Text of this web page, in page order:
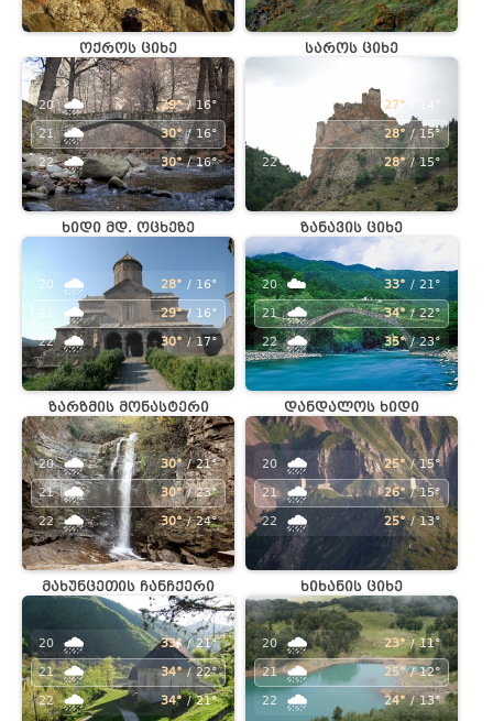
ოქროს ციხე საროს ციხე
20 🌧️ 29°/ 16°
21 🌧️ 30°/ 16°
22 🌧️ 30°/ 16°
ხიდი მდ. ოცხეზე
27° / 14°
28°/ 15°
22 🌧️ 28°/ 15°
ზანავის ციხე
20 🌧️ 28° / 16°
21 🌧️ 29°/ 16°
22 🌧️ 30°/ 17°
ზარზმის მონასტერი
20 ☁️ 33°/ 21°
21 🌧️ 34°/ 22°
22 🌧️ 35°/ 23°
დანდალოს ხიდი
20 🌧️ 30°/ 21°
21 🌧️ 30°/ 23°
22 🌧️ 30°/ 24°
მახუნცეთის ჩანჩქერი
20 🌧️ 25°/ 15°
21 🌧️ 26°/ 15°
22 🌧️ 25°/ 13°
ხიხანის ციხე
20 🌧️ 33°/ 21°
21 🌧️ 34°/ 22°
22 🌧️ 34°/ 21°
20 🌧️ 23°/ 11°
21 🌧️ 25°/ 12°
22 🌧️ 24°/ 13°